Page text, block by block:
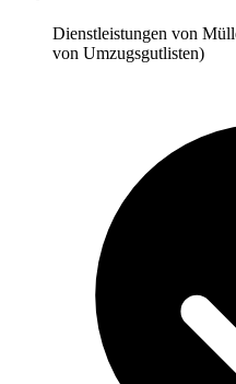
Dienstleistungen von
von Umzugsgutlisten)